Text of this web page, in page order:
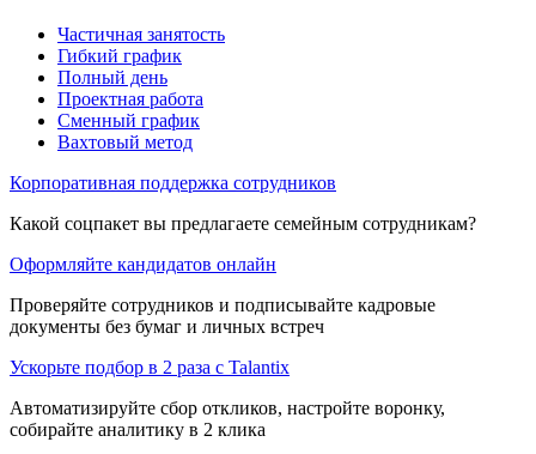
Частичная занятость
Гибкий график
Полный день
Проектная работа
Сменный график
Вахтовый метод
Корпоративная поддержка сотрудников
Какой соцпакет вы предлагаете семейным сотрудникам?
Оформляйте кандидатов онлайн
Проверяйте сотрудников и подписывайте кадровые
документы без бумаг и личных встреч
Ускорьте подбор в 2 раза с Talantix
Автоматизируйте сбор откликов, настройте воронку,
собирайте аналитику в 2 клика